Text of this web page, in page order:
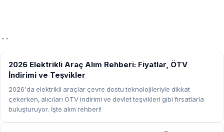
· ·
REHBER
2026 Elektrikli Araç Alım Rehberi: Fiyatlar, ÖTV
İndirimi ve Teşvikler
2026'da elektrikli araçlar çevre dostu teknolojileriyle dikkat
çekerken, alıcıları ÖTV indirimi ve devlet teşvikleri gibi fırsatlarla
buluşturuyor. İşte alım rehberi!